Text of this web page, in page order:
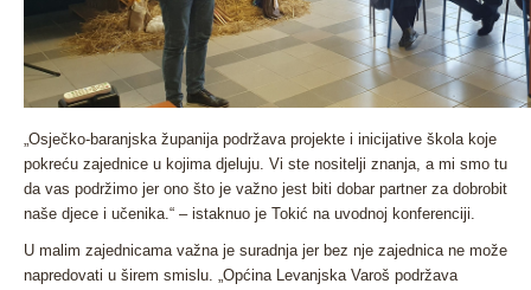
„Osječko-baranjska županija podržava projekte i inicijative škola koje
pokreću zajednice u kojima djeluju. Vi ste nositelji znanja, a mi smo tu
da vas podržimo jer ono što je važno jest biti dobar partner za dobrobit
naše djece i učenika.“ – istaknuo je Tokić na uvodnoj konferenciji.
U malim zajednicama važna je suradnja jer bez nje zajednica ne može
napredovati u širem smislu. „Općina Levanjska Varoš podržava